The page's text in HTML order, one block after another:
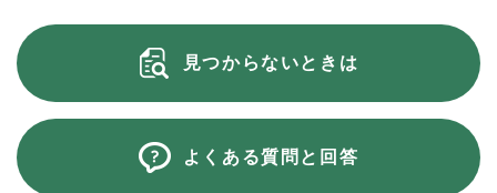
見つからないときは
よくある質問と回答